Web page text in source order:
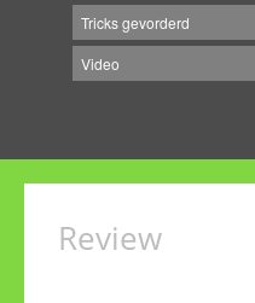
Tricks gevorderd
Video
Review